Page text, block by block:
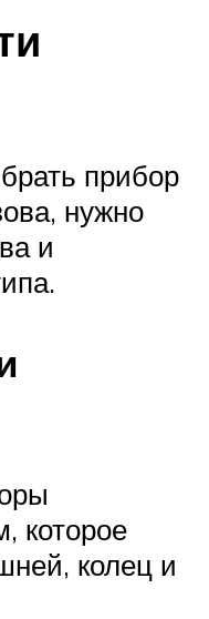
прибор
нужно
и
которое
колец и